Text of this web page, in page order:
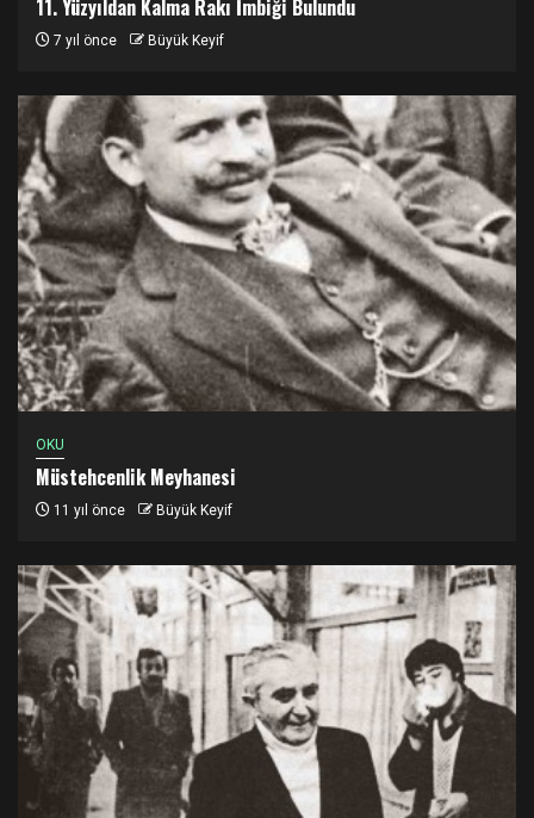
11. Yüzyıldan Kalma Rakı İmbiği Bulundu
7 yıl önce Büyük Keyif
OKU
Müstehcenlik Meyhanesi
11 yıl önce Büyük Keyif